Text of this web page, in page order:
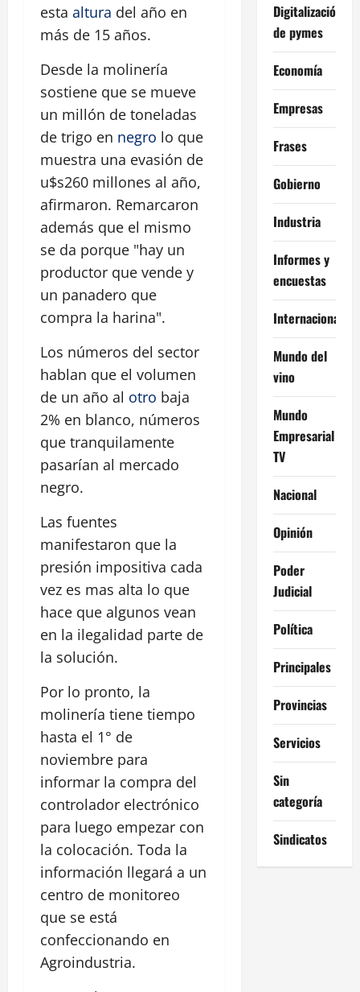
esta altura del año en
más de 15 años.
Desde la molinería
sostiene que se mueve
un millón de toneladas
de trigo en negro lo que
muestra una evasión de
u$s260 millones al año,
afirmaron. Remarcaron
además que el mismo
se da porque "hay un
productor que vende y
un panadero que
compra la harina".
Los números del sector
hablan que el volumen
de un año al otro baja
2% en blanco, números
que tranquilamente
pasarían al mercado
negro.
Las fuentes
manifestaron que la
presión impositiva cada
vez es mas alta lo que
hace que algunos vean
en la ilegalidad parte de
la solución.
Por lo pronto, la
molinería tiene tiempo
hasta el 1° de
noviembre para
informar la compra del
controlador electrónico
para luego empezar con
la colocación. Toda la
información llegará a un
centro de monitoreo
que se está
confeccionando en
Agroindustria.
Digitalización
de pymes
Economía
Empresas
Frases
Gobierno
Industria
Informes y
encuestas
Internacional
Mundo del
vino
Mundo
Empresarial
TV
Nacional
Opinión
Poder
Judicial
Política
Principales
Provincias
Servicios
Sin
categoría
Sindicatos